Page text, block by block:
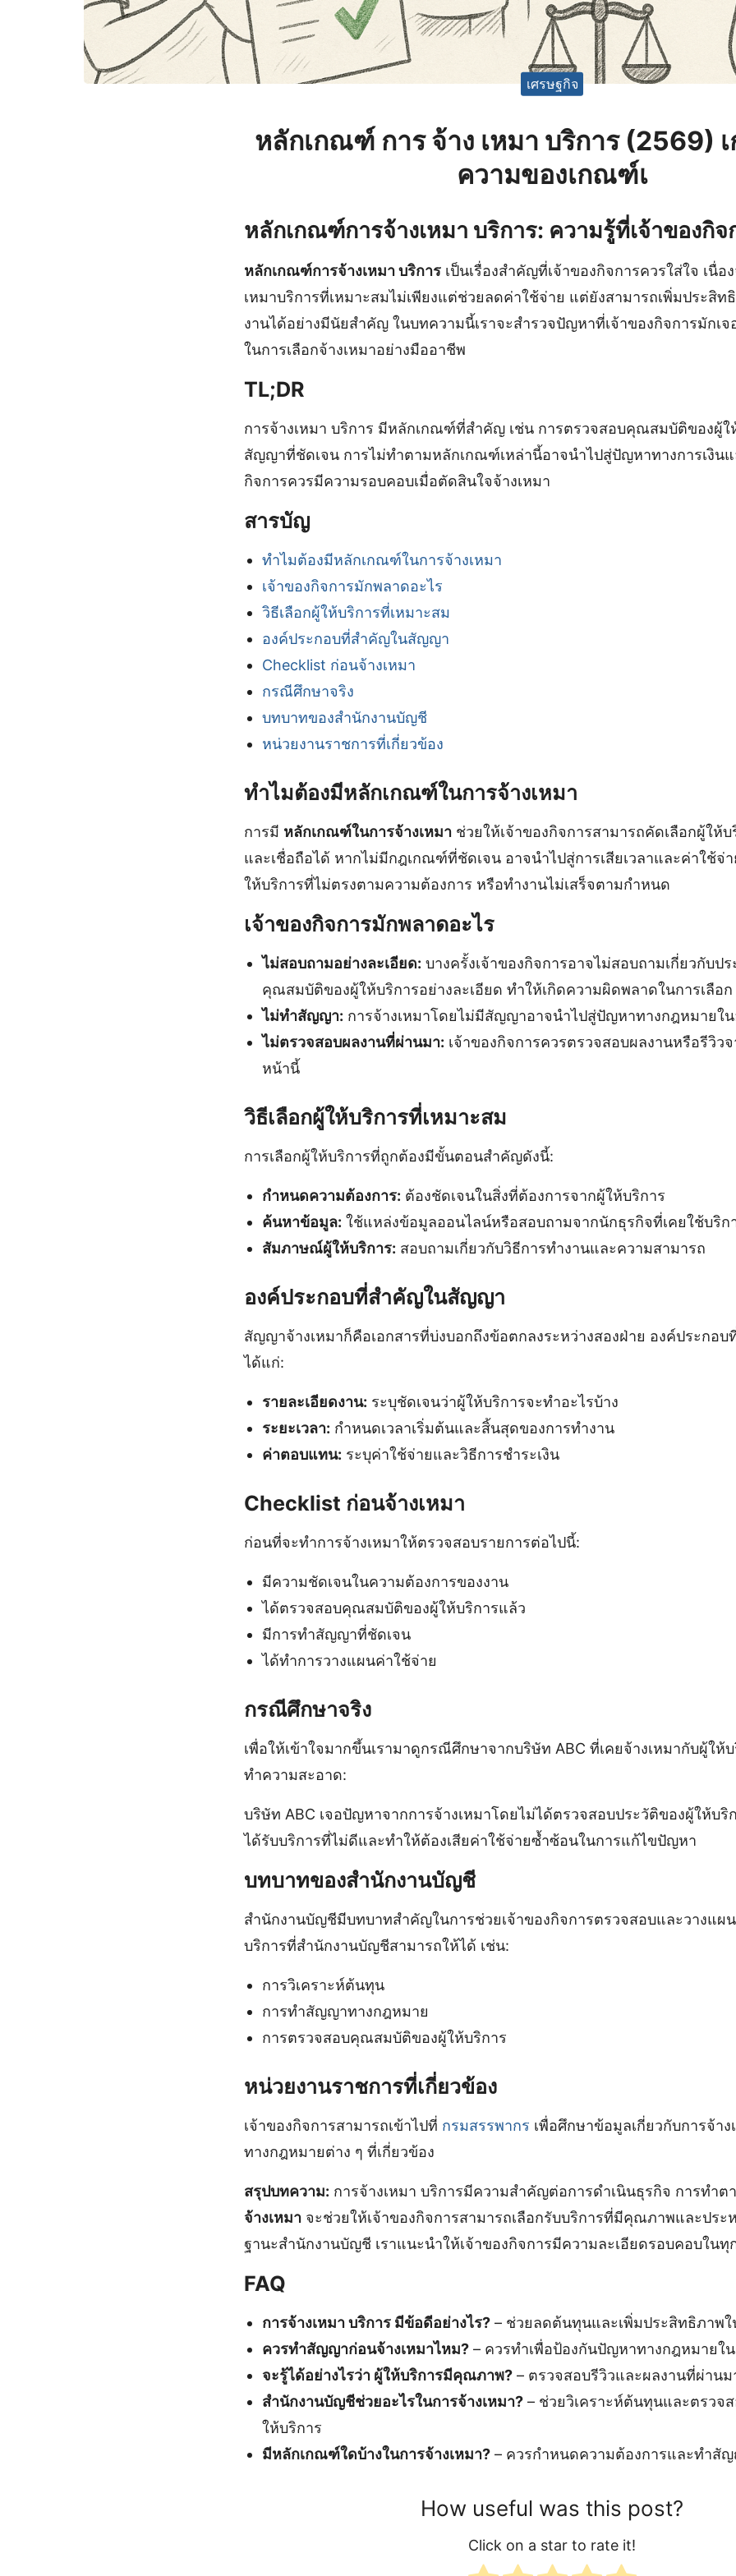
เศรษฐกิจ
หลักเกณฑ์ การ จ้าง เหมา บริการ (2569)
ความของเกณฑ์เ
หลักเกณฑ์การจ้างเหมา บริการ: ความรู้ที่เจ้าของกิจ
หลักเกณฑ์การจ้างเหมา บริการ เป็นเรื่องสำคัญที่เจ้าของกิจการควรใส่ใจ เนื่อ
เหมาบริการที่เหมาะสมไม่เพียงแต่ช่วยลดค่าใช้จ่าย แต่ยังสามารถเพิ่มประสิท
งานได้อย่างมีนัยสำคัญ ในบทความนี้เราจะสำรวจปัญหาที่เจ้าของกิจการมักเ
ในการเลือกจ้างเหมาอย่างมืออาชีพ
TL;DR
การจ้างเหมา บริการ มีหลักเกณฑ์ที่สำคัญ เช่น การตรวจสอบคุณสมบัติของผู้ใ
สัญญาที่ชัดเจน การไม่ทำตามหลักเกณฑ์เหล่านี้อาจนำไปสู่ปัญหาทางการเงินแ
กิจการควรมีความรอบคอบเมื่อตัดสินใจจ้างเหมา
สารบัญ
ทำไมต้องมีหลักเกณฑ์ในการจ้างเหมา
เจ้าของกิจการมักพลาดอะไร
วิธีเลือกผู้ให้บริการที่เหมาะสม
องค์ประกอบที่สำคัญในสัญญา
Checklist ก่อนจ้างเหมา
กรณีศึกษาจริง
บทบาทของสำนักงานบัญชี
หน่วยงานราชการที่เกี่ยวข้อง
ทำไมต้องมีหลักเกณฑ์ในการจ้างเหมา
การมี หลักเกณฑ์ในการจ้างเหมา ช่วยให้เจ้าของกิจการสามารถคัดเลือกผู้ให้
และเชื่อถือได้ หากไม่มีกฎเกณฑ์ที่ชัดเจน อาจนำไปสู่การเสียเวลาและค่าใช้จ่
ให้บริการที่ไม่ตรงตามความต้องการ หรือทำงานไม่เสร็จตามกำหนด
เจ้าของกิจการมักพลาดอะไร
ไม่สอบถามอย่างละเอียด: บางครั้งเจ้าของกิจการอาจไม่สอบถามเกี่ยวกับป
คุณสมบัติของผู้ให้บริการอย่างละเอียด ทำให้เกิดความผิดพลาดในการเลือก
ไม่ทำสัญญา: การจ้างเหมาโดยไม่มีสัญญาอาจนำไปสู่ปัญหาทางกฎหมายใ
ไม่ตรวจสอบผลงานที่ผ่านมา: เจ้าของกิจการควรตรวจสอบผลงานหรือรีวิว
หน้านี้
วิธีเลือกผู้ให้บริการที่เหมาะสม
การเลือกผู้ให้บริการที่ถูกต้องมีขั้นตอนสำคัญดังนี้:
กำหนดความต้องการ: ต้องชัดเจนในสิ่งที่ต้องการจากผู้ให้บริการ
ค้นหาข้อมูล: ใช้แหล่งข้อมูลออนไลน์หรือสอบถามจากนักธุรกิจที่เคยใช้บริก
สัมภาษณ์ผู้ให้บริการ: สอบถามเกี่ยวกับวิธีการทำงานและความสามารถ
องค์ประกอบที่สำคัญในสัญญา
สัญญาจ้างเหมาก็คือเอกสารที่บ่งบอกถึงข้อตกลงระหว่างสองฝ่าย องค์ประกอ
ได้แก่:
รายละเอียดงาน: ระบุชัดเจนว่าผู้ให้บริการจะทำอะไรบ้าง
ระยะเวลา: กำหนดเวลาเริ่มต้นและสิ้นสุดของการทำงาน
ค่าตอบแทน: ระบุค่าใช้จ่ายและวิธีการชำระเงิน
Checklist ก่อนจ้างเหมา
ก่อนที่จะทำการจ้างเหมาให้ตรวจสอบรายการต่อไปนี้:
มีความชัดเจนในความต้องการของงาน
ได้ตรวจสอบคุณสมบัติของผู้ให้บริการแล้ว
มีการทำสัญญาที่ชัดเจน
ได้ทำการวางแผนค่าใช้จ่าย
กรณีศึกษาจริง
เพื่อให้เข้าใจมากขึ้นเรามาดูกรณีศึกษาจากบริษัท ABC ที่เคยจ้างเหมากับผู้ให้
ทำความสะอาด:
บริษัท ABC เจอปัญหาจากการจ้างเหมาโดยไม่ได้ตรวจสอบประวัติของผู้ให้บริ
ได้รับบริการที่ไม่ดีและทำให้ต้องเสียค่าใช้จ่ายซ้ำซ้อนในการแก้ไขปัญหา
บทบาทของสำนักงานบัญชี
สำนักงานบัญชีมีบทบาทสำคัญในการช่วยเจ้าของกิจการตรวจสอบและวางแผน
บริการที่สำนักงานบัญชีสามารถให้ได้ เช่น:
การวิเคราะห์ต้นทุน
การทำสัญญาทางกฎหมาย
การตรวจสอบคุณสมบัติของผู้ให้บริการ
หน่วยงานราชการที่เกี่ยวข้อง
เจ้าของกิจการสามารถเข้าไปที่ กรมสรรพากร เพื่อศึกษาข้อมูลเกี่ยวกับการจ้า
ทางกฎหมายต่าง ๆ ที่เกี่ยวข้อง
สรุปบทความ: การจ้างเหมา บริการมีความสำคัญต่อการดำเนินธุรกิจ การทำต
จ้างเหมา จะช่วยให้เจ้าของกิจการสามารถเลือกรับบริการที่มีคุณภาพและประ
ฐานะสำนักงานบัญชี เราแนะนำให้เจ้าของกิจการมีความละเอียดรอบคอบใน
FAQ
การจ้างเหมา บริการ มีข้อดีอย่างไร?– ช่วยลดต้นทุนและเพิ่มประสิทธิภาพใ
ควรทำสัญญาก่อนจ้างเหมาไหม?– ควรทำเพื่อป้องกันปัญหาทางกฎหมายใ
จะรู้ได้อย่างไรว่า ผู้ให้บริการมีคุณภาพ?– ตรวจสอบรีวิวและผลงานที่ผ่านม
สำนักงานบัญชีช่วยอะไรในการจ้างเหมา?– ช่วยวิเคราะห์ต้นทุนและตรวจ
ให้บริการ
มีหลักเกณฑ์ใดบ้างในการจ้างเหมา?– ควรกำหนดความต้องการและทำสั
How useful was this post?
Click on a star to rate it!